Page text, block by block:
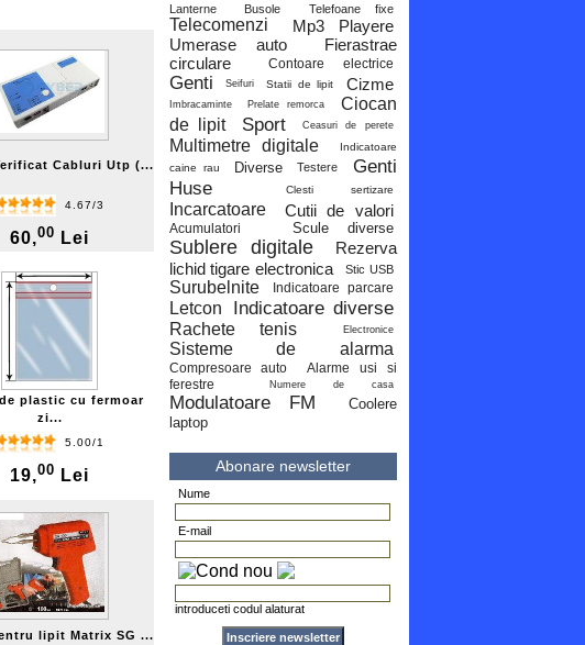
Cabluri Utp (...
4.67/3
60,00 Lei
plastic cu fermoar
zi...
5.00/1
19,00 Lei
lipit Matrix SG ...
Lanterne Busole Telefoane fixe
Telecomenzi
Mp3 Playere
Umerase auto
Fierastrae
circulare
Contoare electrice
Genti Seifuri Statii de lipit Cizme
Imbracaminte Prelate remorca
Ciocan
de lipit
Sport Ceasuri de perete
Multimetre digitale
Indicatoare
caine rau
Diverse Testere
Genti
Huse
Clesti sertizare
Incarcatoare Cutii de valori
Acumulatori Scule diverse
Sublere digitale
Rezerva
lichid tigare electronica
Stic USB
Surubelnite Indicatoare parcare
Letcon Indicatoare diverse
Rachete tenis Electronice
Sisteme de alarma
Compresoare auto
Alarme usi si
ferestre
Numere de casa
Modulatoare FM
Coolere
laptop
Abonare newsletter
Nume
E-mail
introduceti codul alaturat